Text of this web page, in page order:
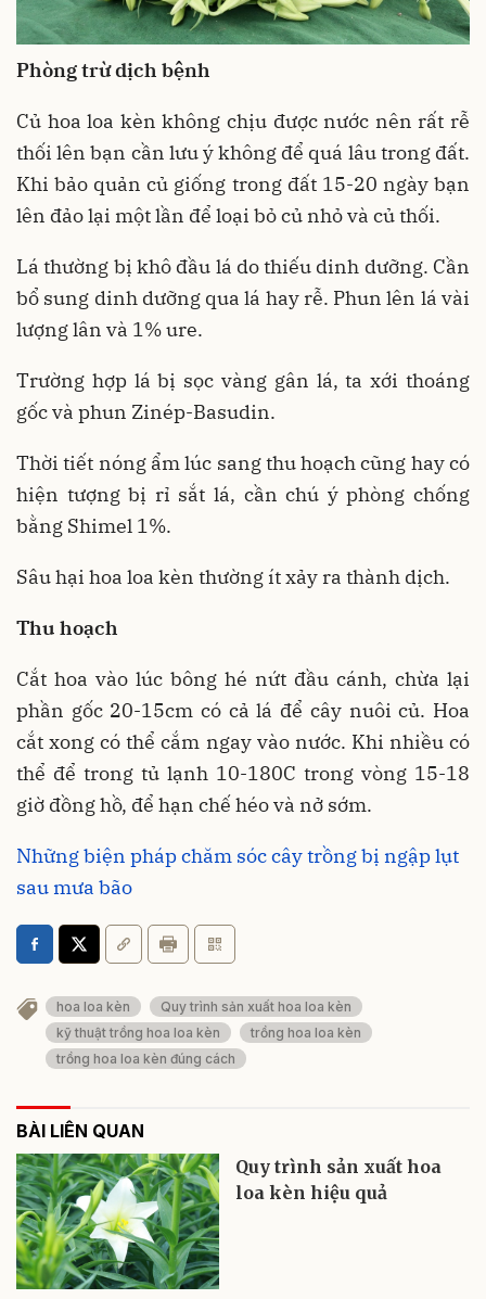
Phòng trừ dịch bệnh
Củ hoa loa kèn không chịu được nước nên rất rễ
thối lên bạn cần lưu ý không để quá lâu trong đất.
Khi bảo quản củ giống trong đất 15-20 ngày bạn
lên đảo lại một lần để loại bỏ củ nhỏ và củ thối.
Lá thường bị khô đầu lá do thiếu dinh dưỡng. Cần
bổ sung dinh dưỡng qua lá hay rễ. Phun lên lá vài
lượng lân và 1% ure.
Trường hợp lá bị sọc vàng gân lá, ta xới thoáng
gốc và phun Zinép-Basudin.
Thời tiết nóng ẩm lúc sang thu hoạch cũng hay có
hiện tượng bị rỉ sắt lá, cần chú ý phòng chống
bằng Shimel 1%.
Sâu hại hoa loa kèn thường ít xảy ra thành dịch.
Thu hoạch
Cắt hoa vào lúc bông hé nứt đầu cánh, chừa lại
phần gốc 20-15cm có cả lá để cây nuôi củ. Hoa
cắt xong có thể cắm ngay vào nước. Khi nhiều có
thể để trong tủ lạnh 10-180C trong vòng 15-18
giờ đồng hồ, để hạn chế héo và nở sớm.
Những biện pháp chăm sóc cây trồng bị ngập lụt
sau mưa bão
hoa loa kèn
Quy trình sản xuất hoa loa kèn
kỹ thuật trồng hoa loa kèn
trồng hoa loa kèn
trồng hoa loa kèn đúng cách
BÀI LIÊN QUAN
Quy trình sản xuất hoa
loa kèn hiệu quả